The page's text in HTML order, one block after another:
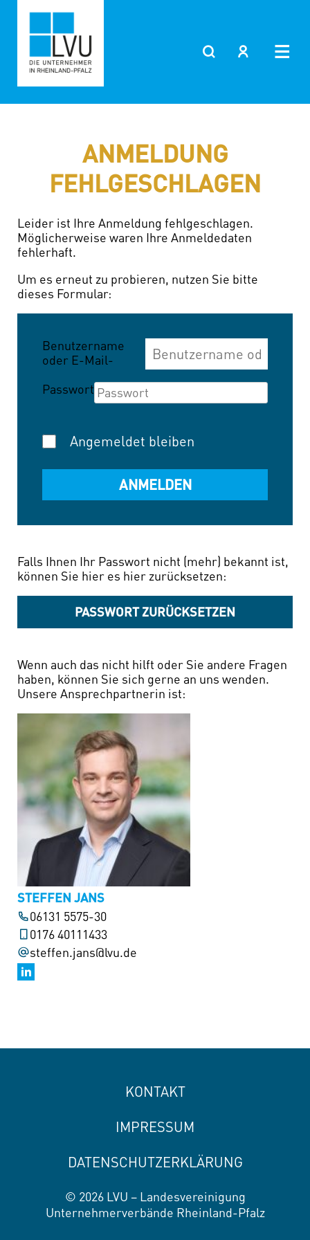
springen
ANMELDUNG
FEHLGESCHLAGEN
Leider ist Ihre Anmeldung fehlgeschlagen.
Möglicherweise waren Ihre Anmeldedaten
fehlerhaft.
Um es erneut zu probieren, nutzen Sie bitte
dieses Formular:
Benutzername
oder E-Mail-
Passwort
Angemeldet bleiben
Falls Ihnen Ihr Passwort nicht (mehr) bekannt ist,
können Sie hier es hier zurücksetzen:
PASSWORT ZURÜCKSETZEN
Wenn auch das nicht hilft oder Sie andere Fragen
haben, können Sie sich gerne an uns wenden.
Unsere Ansprechpartnerin ist:
STEFFEN JANS
06131 5575-30
0176 40111433
steffen.jans@lvu.de
KONTAKT
IMPRESSUM
DATENSCHUTZERKLÄRUNG
© 2026 LVU – Landesvereinigung
Unternehmerverbände Rheinland-Pfalz